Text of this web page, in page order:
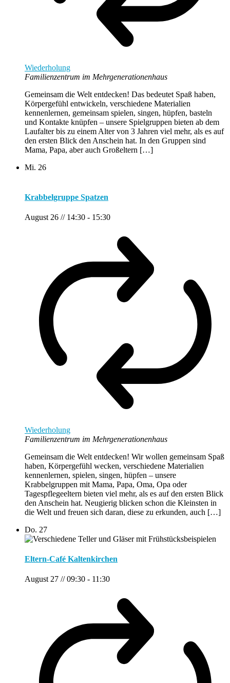
Wiederholung
Familienzentrum im Mehrgenerationenhaus
Gemeinsam die Welt entdecken! Das bedeutet Spaß haben,
Körpergefühl entwickeln, verschiedene Materialien
kennenlernen, gemeinsam spielen, singen, hüpfen, basteln
und Kontakte knüpfen – unsere Spielgruppen bieten ab dem
Laufalter bis zu einem Alter von 3 Jahren viel mehr, als es auf
den ersten Blick den Anschein hat. In den Gruppen sind
Mama, Papa, aber auch Großeltern […]
Mi. 26
Krabbelgruppe Spatzen
August 26 // 14:30 - 15:30
Wiederholung
Familienzentrum im Mehrgenerationenhaus
Gemeinsam die Welt entdecken! Wir wollen gemeinsam Spaß
haben, Körpergefühl wecken, verschiedene Materialien
kennenlernen, spielen, singen, hüpfen – unsere
Krabbelgruppen mit Mama, Papa, Oma, Opa oder
Tagespflegeeltern bieten viel mehr, als es auf den ersten Blick
den Anschein hat. Neugierig blicken schon die Kleinsten in
die Welt und freuen sich daran, diese zu erkunden, auch […]
Do. 27
Eltern-Café Kaltenkirchen
August 27 // 09:30 - 11:30